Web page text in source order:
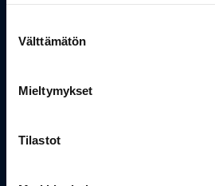
valinta
Välttämätön
Mieltymykset
Tilastot